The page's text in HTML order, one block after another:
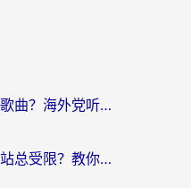
酷狗权限受限无法删除歌曲？海外党听国内音乐的终极解决方案来了
海外看国内电视剧的网站总受限？教你选对回国加速器，轻松追热剧